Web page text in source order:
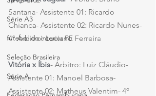
Série A3
futebol do interior PE
Seleção Brasileira
Série A
Santana- Assistente 01: Ricardo
Chianca- Assistente 02: Ricardo Nunes-
4º Árbitro: Luciano Ferreira
Vitória x Íbis- Árbitro: Luiz Cláudio-
Assistente 01: Manoel Barbosa-
Assistente 02: Matheus Valentim- 4º